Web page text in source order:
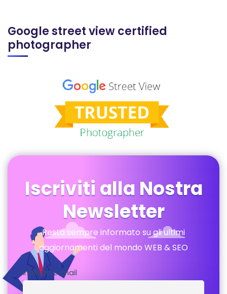
Google street view certified
photographer
Iscriviti alla Nostra
Newsletter
Resta sempre informato su gli ultimi
aggiornamenti del mondo WEB & SEO
Indirizzo E-mail